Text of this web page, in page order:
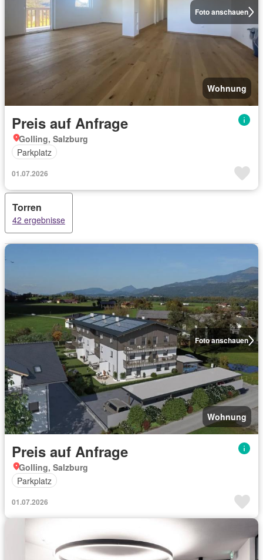
Foto anschauen
Wohnung
Preis auf Anfrage
Golling, Salzburg
Parkplatz
01.07.2026
Torren
42 ergebnisse
Foto anschauen
Wohnung
Preis auf Anfrage
Golling, Salzburg
Parkplatz
01.07.2026